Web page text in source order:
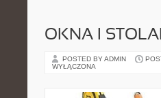
OKNA I
POSTED BY ADMIN
WYŁĄCZONA